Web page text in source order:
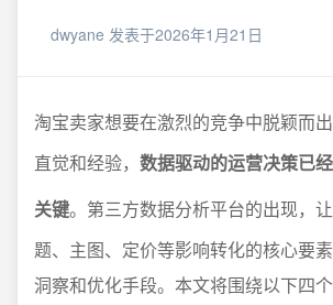
dwyane 发表于2026年1月21日
淘宝卖家想要在激烈的竞争中脱颖而
直觉和经验， 数据驱动的运营决策已
关键。第三方数据分析平台的出现，
题、主图、定价等影响转化的核心要
洞察和优化手段。本文将围绕以下四